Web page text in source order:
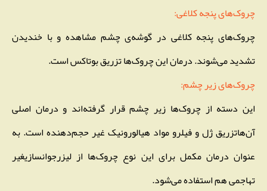
چروک‌های پنجه کلاغی:
چروک‌های پنجه کلاغی در گوشه‌ی چشم مشاهده و با خندیدن
تشدید می‌شوند. درمان این چروک‌ها تزریق بوتاکس است.
چروک‌های زیر چشم:
این دسته از چروک‌ها زیر چشم قرار گرفته‌اند و درمان اصلی
آن‌هاتزریق ژل و فیلرو مواد هیالورونیک غیر حجم‌دهنده است. به
عنوان درمان مکمل برای این نوع چروک‌ها از لیزرجوانسازیغیر
تهاجمی هم استفاده می‌شود.